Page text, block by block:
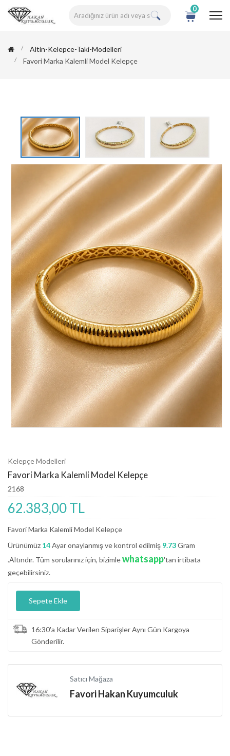
0
Altin-Kelepce-Taki-Modelleri
Favori Marka Kalemli Model Kelepçe
Kelepçe Modelleri
Favori Marka Kalemli Model Kelepçe
2168
62.383,00 TL
Favori Marka Kalemli Model Kelepçe
Ürünümüz 14Ayar onaylanmış ve kontrol edilmiş 9.73Gram
.Altındır. Tüm sorularınız için, bizimlewhatsapp'tan irtibata
geçebilirsiniz.
Sepete Ekle
16:30'a Kadar Verilen Siparişler Aynı Gün Kargoya
Gönderilir.
Satıcı Mağaza
Favori Hakan Kuyumculuk